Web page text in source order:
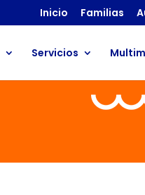
Inicio Familias
Servicios